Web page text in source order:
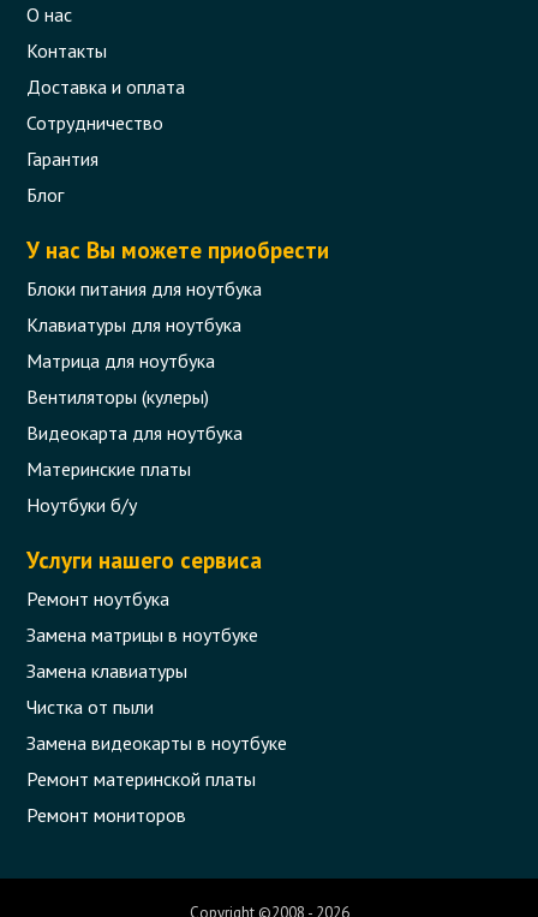
О нас
Контакты
Доставка и оплата
Сотрудничество
Гарантия
Блог
У нас Вы можете приобрести
Блоки питания для ноутбука
Клавиатуры для ноутбука
Матрица для ноутбука
Вентиляторы (кулеры)
Видеокарта для ноутбука
Материнские платы
Ноутбуки б/у
Услуги нашего сервиса
Ремонт ноутбука
Замена матрицы в ноутбуке
Замена клавиатуры
Чистка от пыли
Замена видеокарты в ноутбуке
Ремонт материнской платы
Ремонт мониторов
Copyright ©2008 - 2026